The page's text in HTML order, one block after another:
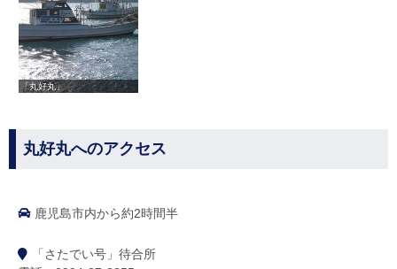
「丸好丸」
丸好丸へのアクセス
鹿児島市内から約2時間半
「さたでい号」待合所